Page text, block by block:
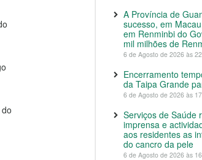
A Província de
sucesso, em
em Renminbi do
mil milhões de
6 de Agosto de 2026 às
Encerramento
da Taipa Grande
6 de Agosto de 2026 às
Serviços de Saúde
imprensa e
aos residentes as
do cancro da pele
6 de Agosto de 2026 às